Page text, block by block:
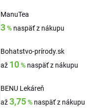
ManuTea
3% naspäť z nákupu
Bohatstvo-prírody.sk
až 10% naspäť z nákupu
BENU Lekáreň
až3,75% naspäť z nákupu